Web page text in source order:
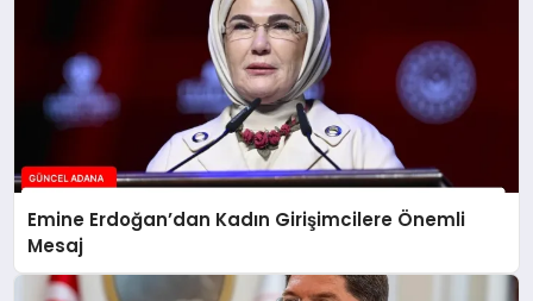
Emine Erdoğan’dan Kadın Girişimcilere Önemli
Mesaj